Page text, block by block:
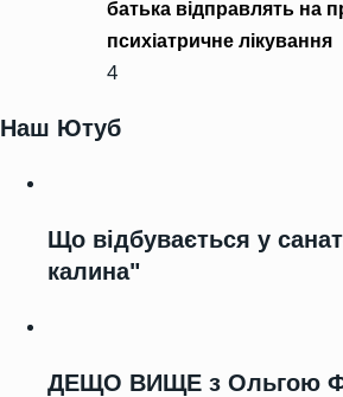
батька відправлять на
психіатричне лікування
4
Наш Ютуб
Що відбувається у
калина"
ДЕЩО ВИЩЕ з Ольгою